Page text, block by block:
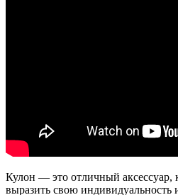
Кулон — это отличный аксессуар,
выразить свою индивидуальность